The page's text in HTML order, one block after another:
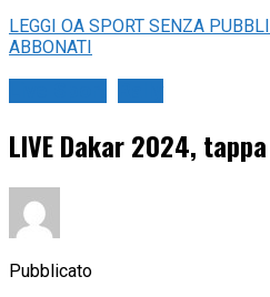
LEGGI OA SPORT SENZA
ABBONATI
LIVE Dakar 2024,
Pubblicato